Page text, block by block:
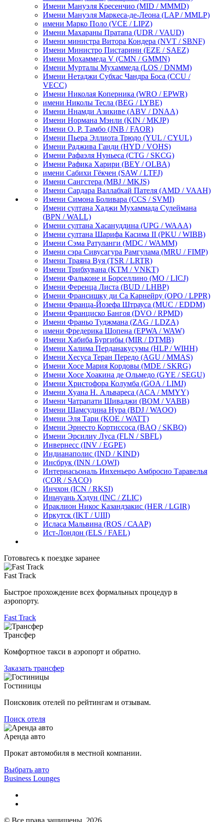
Имени Мануэля Кресенчио (MID / MMMD)
Имени Мануэля Маркеса-де-Леона (LAP / MMLP)
имени Марко Поло (VCE / LIPZ)
Имени Махараны Пратапа (UDR / VAUD)
Имени министра Витора Кондера (NVT / SBNF)
Имени Министро Пистарини (EZE / SAEZ)
Имени Мохаммеда V (CMN / GMMN)
Имени Мурталы Мухаммеда (LOS / DNMM)
Имени Нетаджи Субхас Чандра Боса (CCU /
VECC)
Имени Николая Коперника (WRO / EPWR)
имени Николы Тесла (BEG / LYBE)
Имени Ннамди Азикиве (ABV / DNAA)
Имени Нормана Мэнли (KIN / MKJP)
Имени О. Р. Тамбо (JNB / FAOR)
Имени Пьера Эллиота Трюдо (YUL / CYUL)
Имени Раджива Ганди (HYD / VOHS)
Имени Рафаэля Нуньеса (CTG / SKCG)
Имени Рафика Харири (BEY / OLBA)
имени Сабихи Гёкчен (SAW / LTFJ)
Имени Сангстера (MBJ / MKJS)
Имени Сардара Валлабхай Пателя (AMD / VAAH)
Имени Симона Боливара (CCS / SVMI)
Имени султана Хаджи Мухаммада Сулеймана
(BPN / WALL)
Имени султана Хасануддина (UPG / WAAA)
Имени султана Шарифа Касима II (PKU / WIBB)
Имени Сэма Ратуланги (MDC / WAMM)
Имени сэра Сивусагура Рамгулама (MRU / FIMP)
Имени Траяна Вуя (TSR / LRTR)
Имени Трибхувана (KTM / VNKT)
Имени Фальконе и Борселлино (MO / LICJ)
Имени Ференца Листа (BUD / LHBP)
Имени Франсишку ди Са Карнейру (OPO / LPPR)
Имени Франца-Йозефа Штрауса (MUC / EDDM)
Имени Франциско Бангоя (DVO / RPMD)
Имени Франьо Туджмана (ZAG / LDZA)
имени Фредерика Шопена (EPWA / WAW)
Имени Хабиба Бургибы (MIR / DTMB)
Имени Халима Перданакусумы (HLP / WIHH)
Имени Хесуса Теран Передо (AGU / MMAS)
Имени Хосе Мария Кордовы (MDE / SKRG)
Имени Хосе Хоакина де Ольмедо (GYE / SEGU)
Имени Христофора Колумба (GOA / LIMJ)
Имени Хуана Н. Альвареса (ACA / MMYY)
Имени Чатрапати Шиваджи (BOM / VABB)
Имени Шамсудина Нура (BDJ / WAOO)
Имени Эля Тари (KOE / WATT)
Имени Эрнесто Кортиссоса (BAQ / SKBQ)
Имени Эрсилиу Луcа (FLN / SBFL)
Инвернесс (INV / EGPE)
Индианаполис (IND / KIND)
Инсбрук (INN / LOWI)
Интернасьональ Инхеньеро Амбросио Таравелья
(COR / SACO)
Инчхон (ICN / RKSI)
Иньчуань Хэдун (INC / ZLIC)
Ираклион Никос Казандзакис (ΗΕR / LGIR)
Иркутск (IKT / UIII)
Исласа Мальвина (ROS / СААР)
Ист-Лондон (ELS / FAEL)
Готовьтесь к поездке заранее
Fast Track
Быстрое прохождение всех формальных процедур в
аэропорту.
Fast Track
Трансфер
Комфортное такси в аэропорт и обратно.
Заказать трансфер
Гостиницы
Поисковик отелей по рейтингам и отзывам.
Поиск отеля
Аренда авто
Прокат автомобиля в местной компании.
Выбрать авто
Business Lounges
© Все права защищены, 2026